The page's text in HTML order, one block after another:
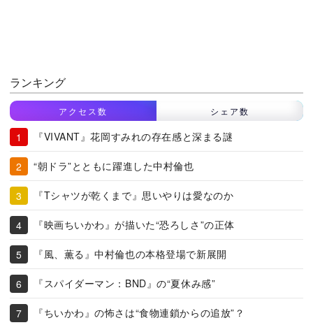
ランキング
アクセス数 シェア数
『VIVANT』花岡すみれの存在感と深まる謎
“朝ドラ”とともに躍進した中村倫也
『Tシャツが乾くまで』思いやりは愛なのか
『映画ちいかわ』が描いた“恐ろしさ”の正体
『風、薫る』中村倫也の本格登場で新展開
『スパイダーマン：BND』の“夏休み感”
『ちいかわ』の怖さは“食物連鎖からの追放”？